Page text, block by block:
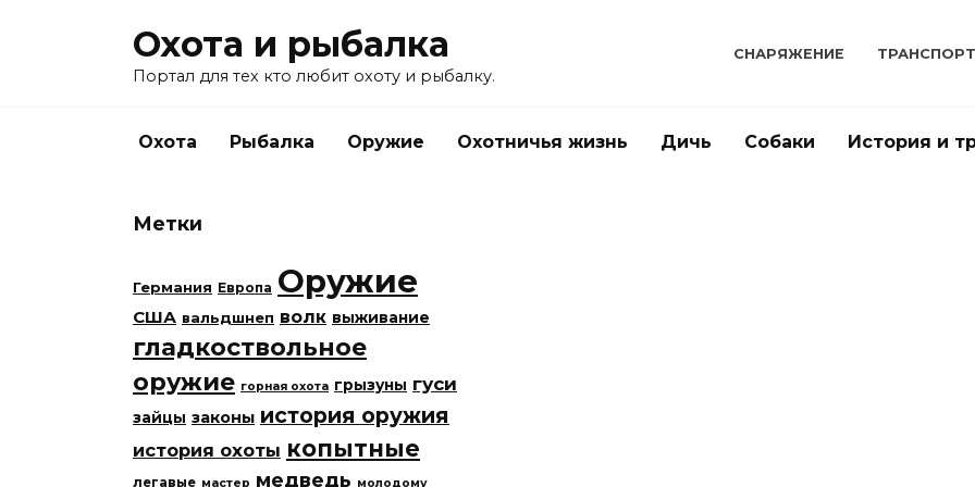
Охота и рыбалка
Портал для тех кто любит охоту и рыбалку.
СНАРЯЖЕНИЕ ТРАНСПОРТ
Охота Рыбалка Оружие Охотничья жизнь Дичь Собаки История и
Метки
Германия Европа Оружие
США вальдшнеп волк выживание
гладкоствольное
оружие горная охота грызуны гуси
зайцы законы история оружия
история охоты копытные
легавые мастер медведь молодому